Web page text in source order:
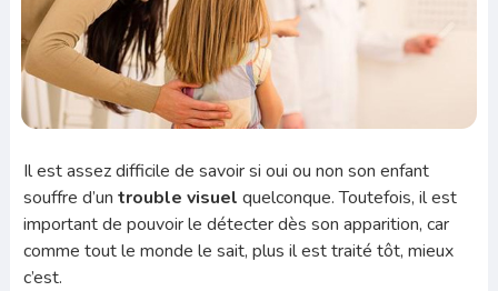
Il est assez difficile de savoir si oui ou non son enfant
souffre d’un trouble visuel quelconque. Toutefois, il est
important de pouvoir le détecter dès son apparition, car
comme tout le monde le sait, plus il est traité tôt, mieux
c’est.